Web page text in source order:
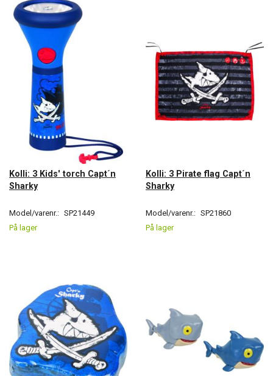
Kolli: 3 Kids' torch Capt´n
Sharky
Model/varenr.: SP21449
På lager
Kolli: 3 Pirate flag Capt´n
Sharky
Model/varenr.: SP21860
På lager